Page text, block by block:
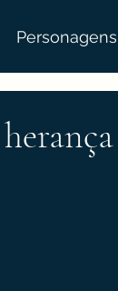
Personagens